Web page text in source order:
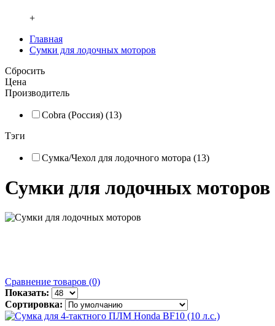
+
Главная
Сумки для лодочных моторов
Сбросить
Цена
Производитель
Cobra (Россия) (13)
Тэги
Сумка/Чехол для лодочного мотора (13)
Сумки для лодочных моторов
Сравнение товаров (0)
Показать:
Сортировка: